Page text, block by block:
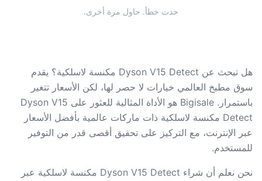
حدث خطأ. حاول مرة أخرى.
هل تبحث عن Dyson V15 Detect مكنسة لاسلكية؟ يقدم
سوق مطبخ العالمي خيارات لا حصر لها، لكن الأسعار تتغير
باستمرار. Bigisale هو الأداة المثالية للعثور على Dyson V15
Detect مكنسة لاسلكية ذات ماركات عالمية بأفضل الأسعار
عبر الإنترنت، مع التركيز على تحقيق أقصى قدر من التوفير
للمستخدم.
نحن نعلم أن شراء Dyson V15 Detect مكنسة لاسلكية عبر